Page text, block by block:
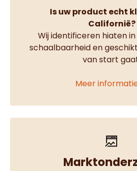
Is uw product echt
Californië?
Wij identificeren hiaten
schaalbaarheid en
van start
Meer